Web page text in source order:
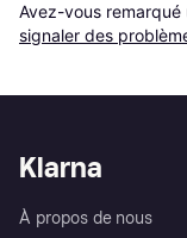
Avez-vous
signaler des
Klarna
À propos de nous